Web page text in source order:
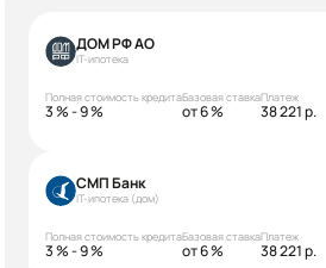
ДОМ РФ АО
IT-ипотека
Полная стоимость кредита
3 % - 9 %
Базовая ставка
от 6 %
Платеж
38 221 р.
СМП Банк
IT-ипотека (дом)
Полная стоимость кредита
3 % - 9 %
Базовая ставка
от 6 %
Платеж
38 221 р.